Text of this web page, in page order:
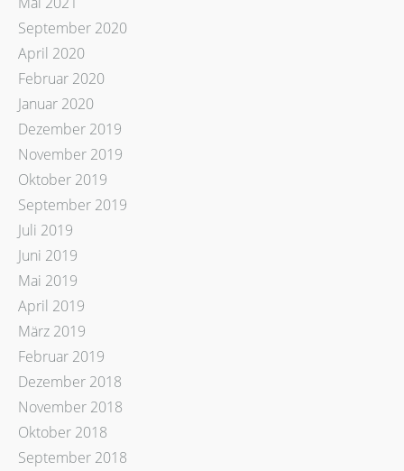
September 2020
April 2020
Februar 2020
Januar 2020
Dezember 2019
November 2019
Oktober 2019
September 2019
Juli 2019
Juni 2019
Mai 2019
April 2019
März 2019
Februar 2019
Dezember 2018
November 2018
Oktober 2018
September 2018